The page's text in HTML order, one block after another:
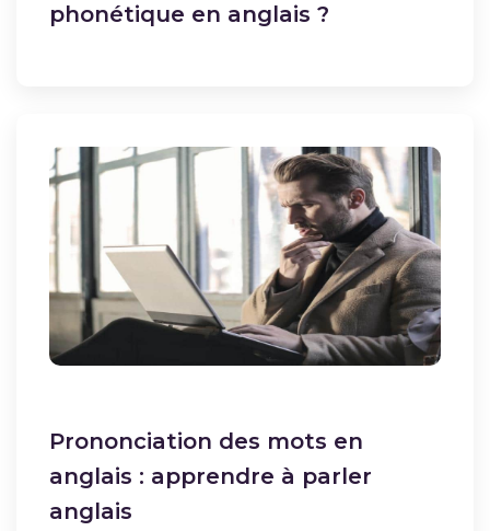
phonétique en anglais ?
Prononciation des mots en
anglais : apprendre à parler
anglais